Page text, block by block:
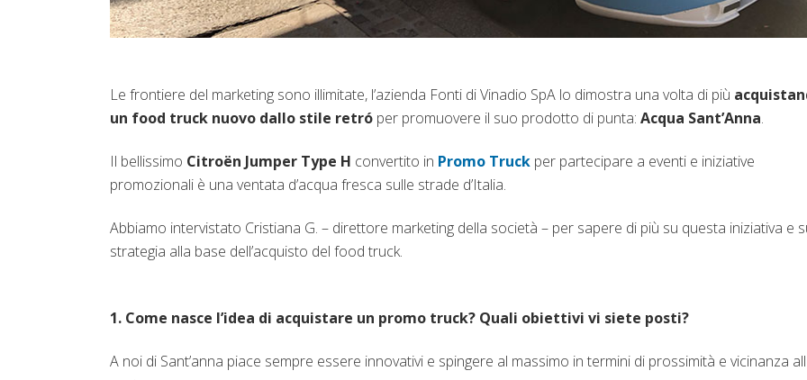
Le frontiere del marketing sono illimitate, l’azienda Fonti di Vinadio SpA lo dimostra una volta di più
un food truck nuovo dallo stile retró per promuovere il suo prodotto di punta: Acqua Sant’Anna.
Il bellissimo Citroën Jumper Type H convertito in Promo Truck(si apre in una nuova scheda)
per partecipare a eventi e iniziative
promozionali è una ventata d’acqua fresca sulle strade d’Italia.
Abbiamo intervistato Cristiana G. – direttore marketing della società – per sapere di più su questa iniziativa e
strategia alla base dell’acquisto del food truck.
1. Come nasce l’idea di acquistare un promo truck? Quali obiettivi vi siete posti?
A noi di Sant’anna piace sempre essere innovativi e spingere al massimo in termini di prossimità e vicinanza